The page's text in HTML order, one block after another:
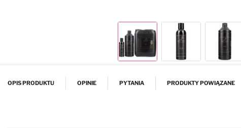
OPIS PRODUKTU OPINIE PYTANIA PRODUKTY POWIĄZANE